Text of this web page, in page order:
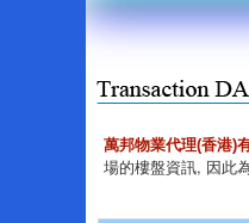
萬邦物業代理(香港)
場的樓盤資訊, 因此